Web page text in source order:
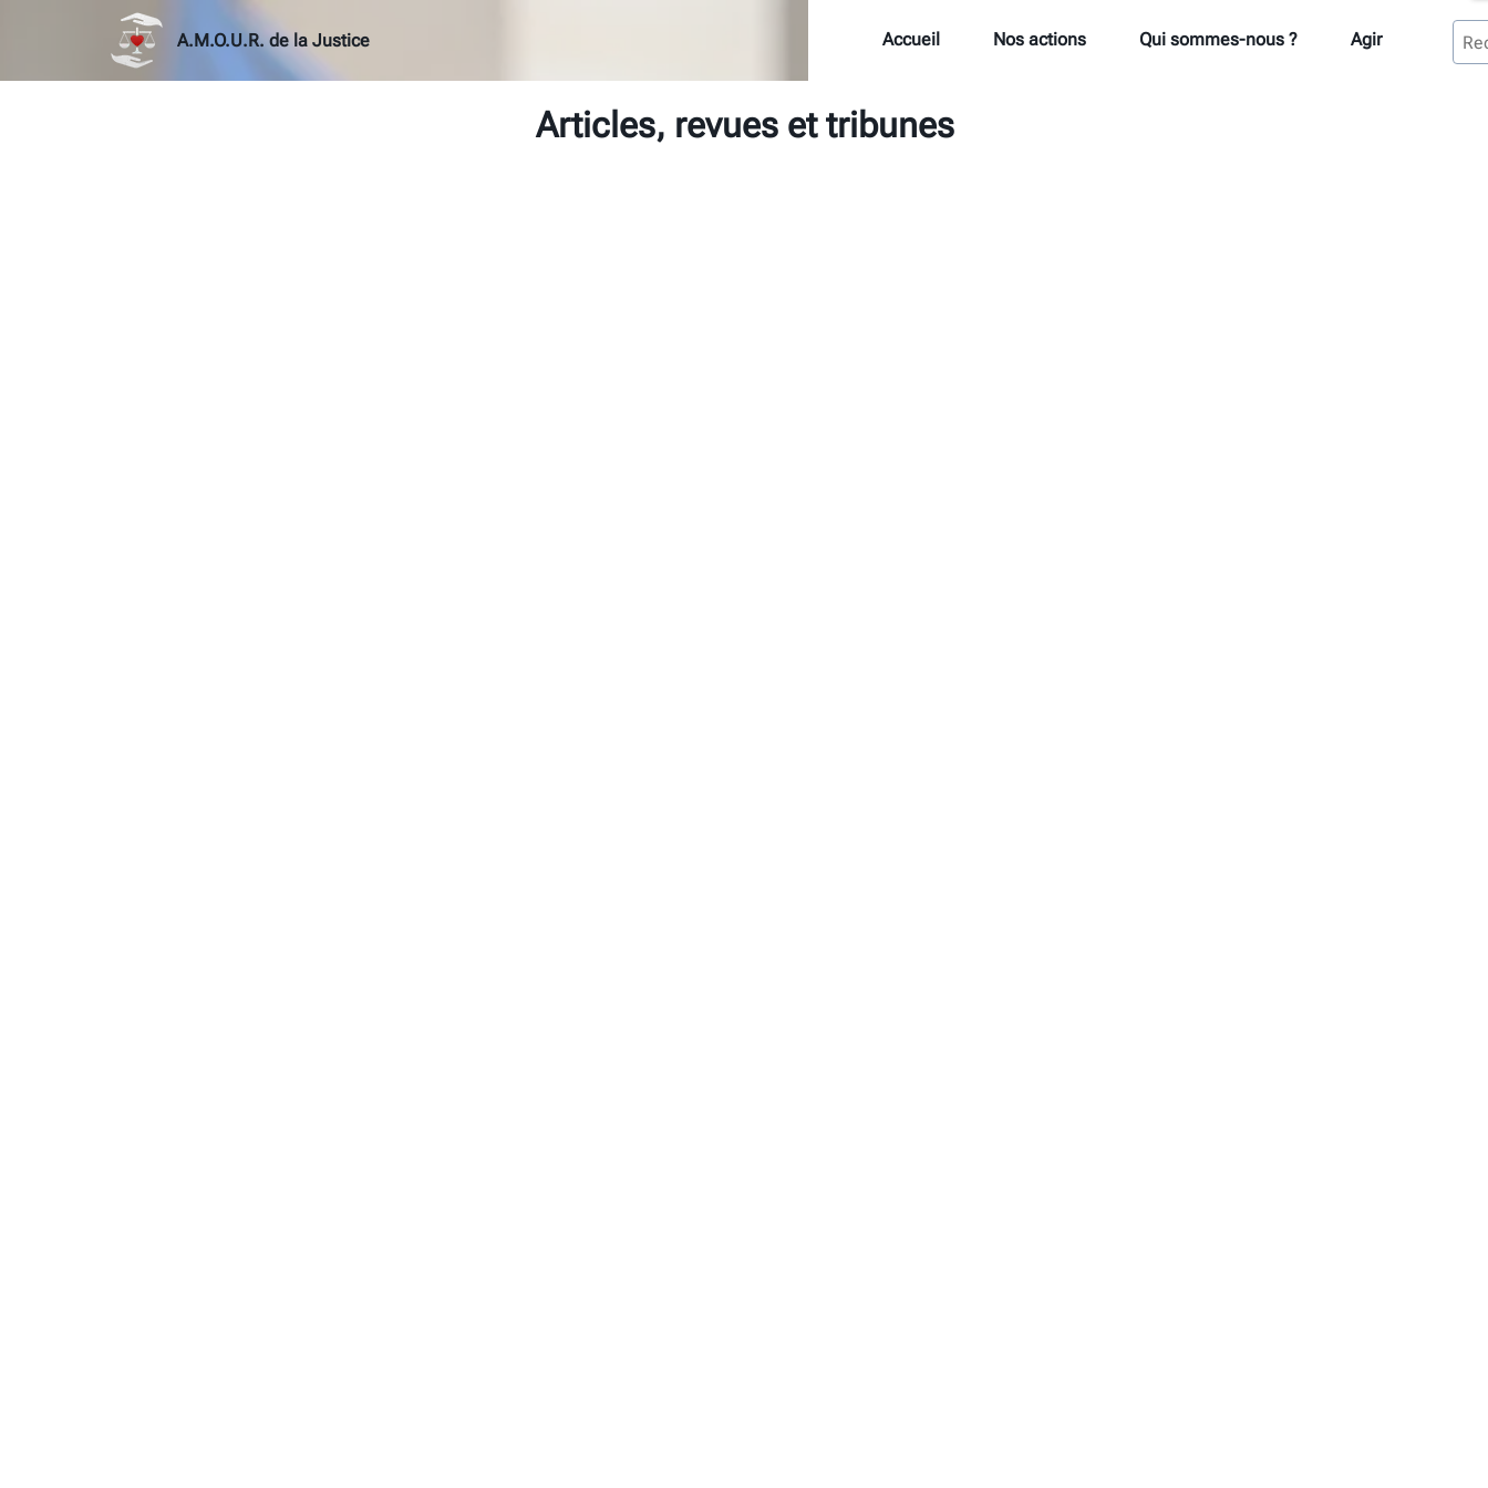
A.M.O.U.R. de la Justice Accueil Nos actions Qui sommes-nous ? Agir
Articles, revues et tribunes